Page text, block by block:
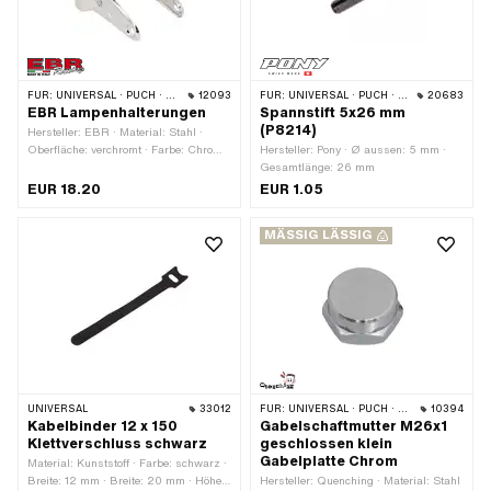
FÜR: UNIVERSAL · PUCH · SACHS · PONY / CILO (BETA 521 & 512) · PIAGGIO · ZÜNDAPP BELMONDO · TOMOS 12093
EBR Lampenhalterungen
Hersteller: EBR · Material: Stahl ·
Oberfläche: verchromt · Farbe: Chrom ·
mm
EUR 18.20
FÜR: UNIVERSAL · PUCH · SACHS · PONY / CILO (BETA 521 & 512) 20683
Spannstift 5x26 mm
(P8214)
Hersteller: Pony · Ø aussen: 5 mm ·
Gesamtlänge: 26 mm
EUR 1.05
UNIVERSAL 33012
Kabelbinder 12 x 150
Klettverschluss schwarz
Material: Kunststoff · Farbe: schwarz ·
Breite: 12 mm · Breite: 20 mm · Höhe:
MÄSSIG LÄSSIG
FÜR: UNIVERSAL · PUCH · SACHS · TOMOS 10394
Gabelschaftmutter M26x1
geschlossen klein
Gabelplatte Chrom
Hersteller: Quenching · Material: Stahl